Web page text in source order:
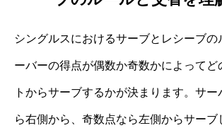
シングルスにおけるサーブとレシーブの
ーバーの得点が偶数か奇数かによってど
トからサーブするかが決まります。サ
ら右側から、奇数点なら左側からサーブ